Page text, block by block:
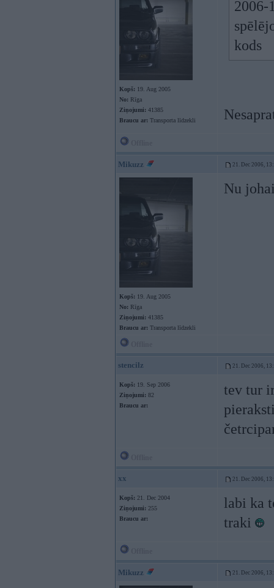
Kopš: 19. Aug 2005
No: Rīga
Ziņojumi: 41385
Braucu ar: Transporta līdzekli
2006-
kods
Mikuzz 21. Dec 2006,
Kopš: 19. Aug 2005
No: Rīga
Ziņojumi: 41385
Braucu ar: Transporta līdzekli
Nu
stencilz 21. Dec 2006,
Kopš: 19. Sep 2006
Ziņojumi: 82
Braucu ar:
tev tur
xx 21. Dec 2006,
Kopš: 21. Dec 2004
Ziņojumi: 255
Braucu ar:
labi ka
traki
Mikuzz 21. Dec 2006,